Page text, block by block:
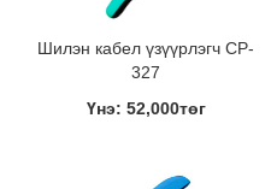
Шилэн кабел үзүүрлэгч CP-
327
Үнэ: 52,000төг